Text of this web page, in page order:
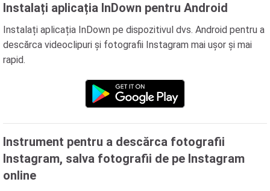
Instalați aplicația InDown pentru Android
Instalați aplicația InDown pe dispozitivul dvs. Android pentru a
descărca videoclipuri și fotografii Instagram mai ușor și mai
rapid.
Instrument pentru a descărca fotografii
Instagram, salva fotografii de pe Instagram
online